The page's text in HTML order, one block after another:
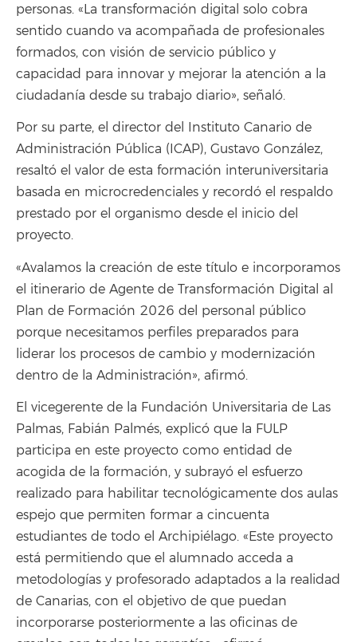
personas. «La transformación digital solo cobra
sentido cuando va acompañada de profesionales
formados, con visión de servicio público y
capacidad para innovar y mejorar la atención a la
ciudadanía desde su trabajo diario», señaló.
Por su parte, el director del Instituto Canario de
Administración Pública (ICAP), Gustavo González,
resaltó el valor de esta formación interuniversitaria
basada en microcredenciales y recordó el respaldo
prestado por el organismo desde el inicio del
proyecto.
«Avalamos la creación de este título e incorporamos
el itinerario de Agente de Transformación Digital al
Plan de Formación 2026 del personal público
porque necesitamos perfiles preparados para
liderar los procesos de cambio y modernización
dentro de la Administración», afirmó.
El vicegerente de la Fundación Universitaria de Las
Palmas, Fabián Palmés, explicó que la FULP
participa en este proyecto como entidad de
acogida de la formación, y subrayó el esfuerzo
realizado para habilitar tecnológicamente dos aulas
espejo que permiten formar a cincuenta
estudiantes de todo el Archipiélago. «Este proyecto
está permitiendo que el alumnado acceda a
metodologías y profesorado adaptados a la realidad
de Canarias, con el objetivo de que puedan
incorporarse posteriormente a las oficinas de